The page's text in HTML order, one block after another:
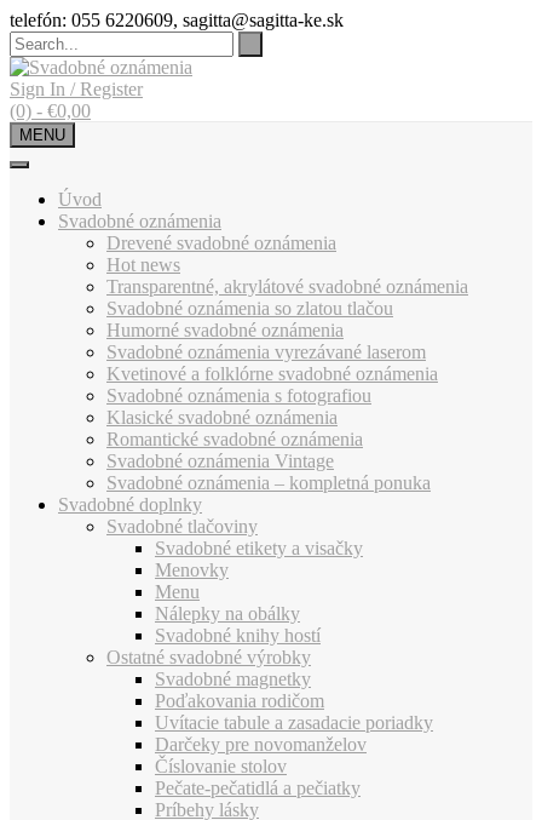
Skip
to
content
telefón: 055 6220609, sagitta@sagitta-ke.sk
Sign In / Register
(0) - €0,00
MENU
Úvod
Svadobné oznámenia
Drevené svadobné oznámenia
Hot news
Transparentné, akrylátové svadobné oznámenia
Svadobné oznámenia so zlatou tlačou
Humorné svadobné oznámenia
Svadobné oznámenia vyrezávané laserom
Kvetinové a folklórne svadobné oznámenia
Svadobné oznámenia s fotografiou
Klasické svadobné oznámenia
Romantické svadobné oznámenia
Svadobné oznámenia Vintage
Svadobné oznámenia – kompletná ponuka
Svadobné doplnky
Svadobné tlačoviny
Svadobné etikety a visačky
Menovky
Menu
Nálepky na obálky
Svadobné knihy hostí
Ostatné svadobné výrobky
Svadobné magnetky
Poďakovania rodičom
Uvítacie tabule a zasadacie poriadky
Darčeky pre novomanželov
Číslovanie stolov
Pečate-pečatidlá a pečiatky
Príbehy lásky